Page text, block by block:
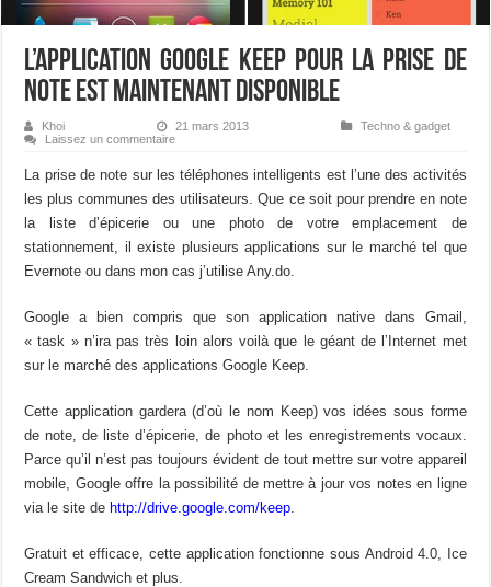
L’application Google Keep pour la prise de
note est maintenant disponible
Khoi 21 mars 2013
Techno & gadget
Laissez un commentaire
La prise de note sur les téléphones intelligents est l’une des activités
les plus communes des utilisateurs. Que ce soit pour prendre en note
la liste d’épicerie ou une photo de votre emplacement de
stationnement, il existe plusieurs applications sur le marché tel que
Evernote ou dans mon cas j’utilise Any.do.
Google a bien compris que son application native dans Gmail,
« task » n’ira pas très loin alors voilà que le géant de l’Internet met
sur le marché des applications Google Keep.
Cette application gardera (d’où le nom Keep) vos idées sous forme
de note, de liste d’épicerie, de photo et les enregistrements vocaux.
Parce qu’il n’est pas toujours évident de tout mettre sur votre appareil
mobile, Google offre la possibilité de mettre à jour vos notes en ligne
via le site de http://drive.google.com/keep
Gratuit et efficace, cette application fonctionne sous Android 4.0, Ice
Cream Sandwich et plus.